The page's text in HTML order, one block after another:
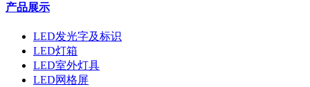
产品展示
LED发光字及标识
LED灯箱
LED室外灯具
LED网格屏